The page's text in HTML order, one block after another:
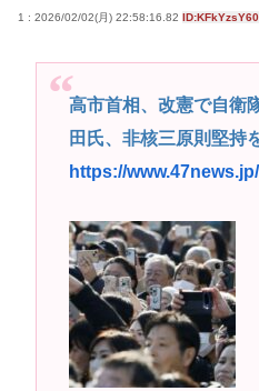
『ライザのアトリエ3』ウ
早稲田大生、複数名がゴ
欺で無銭飲食
B’z「重いマーシャル運
の」俺くん「マーシャル
部屋作りゲーム、確率で
ッシュする不具合が発生
高市早苗さん、憧れのバ
サイン入りドラム・ステ
若くて美人なママと親友
1 : 2026/02/02(月) 22:58:16.82 ID:KFkYzsY60
高市首相、改憲で自
田氏、非核三原則堅持
https://